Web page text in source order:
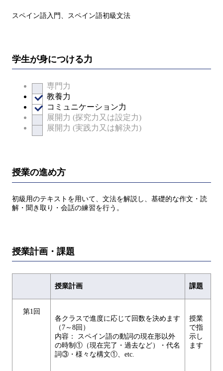
スペイン語入門、スペイン語初級文法
学生が身につける力
専門力
教養力
コミュニケーション力
展開力 (探究力又は設定力)
展開力 (実践力又は解決力)
授業の進め方
初級用のテキストを用いて、文法を解説し、基礎的な作文・読
解・聞き取り・会話の練習を行う。
授業計画・課題
授業計画 課題
第1回
各クラスで進度に応じて回数を決めます
（7～8回）
内容： スペイン語の動詞の現在形以外
の時制①（現在完了・過去など）・代名
詞③・様々な構文①、etc.
授業
で指
示し
ます